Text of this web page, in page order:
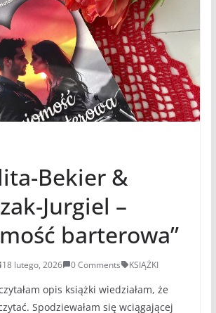
Bekier &
Jurgiel –
barterowa”
18 lutego, 2026 0 Comments KSIĄŻKI
opis książki wiedziałam, że
Spodziewałam się wciągającej